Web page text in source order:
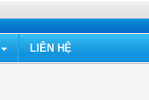
LIÊN HỆ